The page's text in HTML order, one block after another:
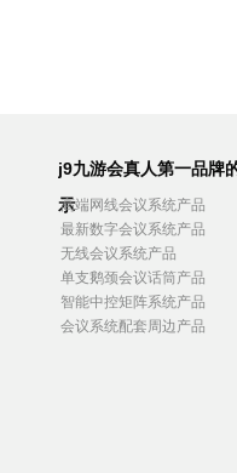
j9九游会真人第一品牌
示
高端网线会议系统产品
最新数字会议系统产品
无线会议系统产品
单支鹅颈会议话筒产品
智能中控矩阵系统产品
会议系统配套周边产品